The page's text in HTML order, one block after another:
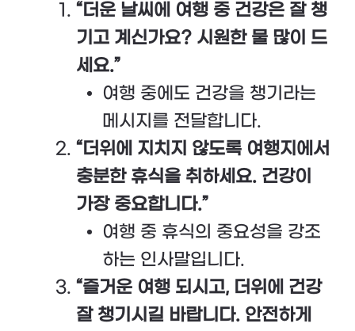
“더운 날씨에 여행 중 건강은 잘 챙
기고 계신가요? 시원한 물 많이 드
세요.”
여행 중에도 건강을 챙기라는
메시지를 전달합니다.
“더위에 지치지 않도록 여행지에서
충분한 휴식을 취하세요. 건강이
가장 중요합니다.”
여행 중 휴식의 중요성을 강조
하는 인사말입니다.
“즐거운 여행 되시고, 더위에 건강
잘 챙기시길 바랍니다. 안전하게